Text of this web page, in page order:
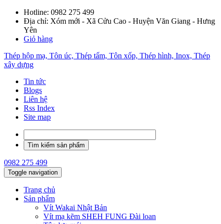
Hotline: 0982 275 499
Địa chỉ: Xóm mới - Xã Cửu Cao - Huyện Văn Giang - Hưng
Yên
Giỏ hàng
Thép hộp mạ, Tôn úc, Thép tấm, Tôn xốp, Thép hình, Inox, Thép
xây dựng
Tin tức
Blogs
Liên hệ
Rss Index
Site map
0982 275 499
Toggle navigation
Trang chủ
Sản phẩm
Vít Wakai Nhật Bản
Vít mạ kẽm SHEH FUNG Đài loan